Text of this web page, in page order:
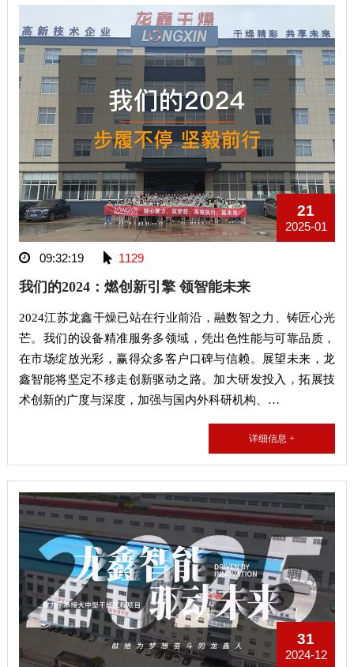
21
2025-01
09:32:19 1129
我们的2024：燃创新引擎 领智能未来
2024江苏龙鑫干燥已站在行业前沿，融数智之力、铸匠心光
芒。我们的设备精准服务多领域，凭出色性能与可靠品质，
在市场绽放光彩，赢得众多客户口碑与信赖。展望未来，龙
鑫智能将坚定不移走创新驱动之路。加大研发投入，拓展技
术创新的广度与深度，加强与国内外科研机构、…
详细信息 +
31
2024-12